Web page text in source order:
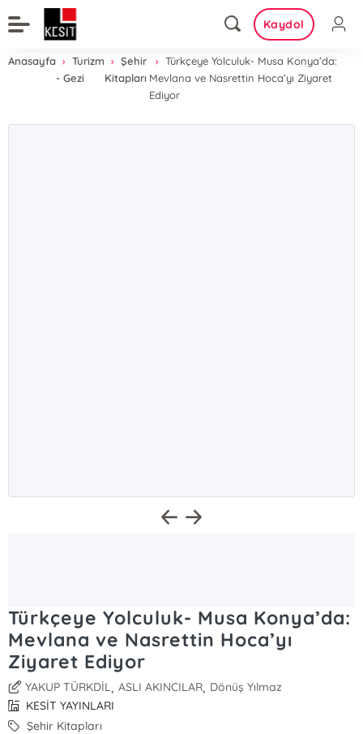
Kaydol
Anasayfa
Turizm
- Gezi
Şehir
Kitapları
Türkçeye Yolculuk- Musa Konya’da:
Mevlana ve Nasrettin Hoca’yı Ziyaret
Ediyor
Türkçeye Yolculuk- Musa Konya’da:
Mevlana ve Nasrettin Hoca’yı
Ziyaret Ediyor
YAKUP TÜRKDİL, ASLI AKINCILAR, Dönüş Yılmaz
KESİT YAYINLARI
Şehir Kitapları